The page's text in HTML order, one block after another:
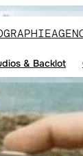
& Backlot